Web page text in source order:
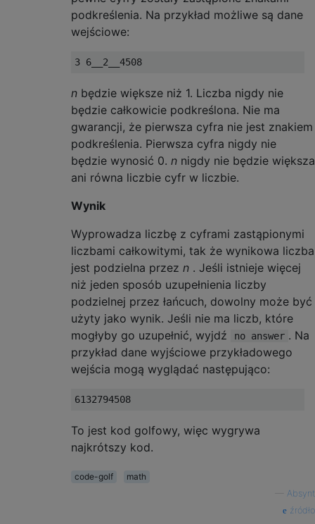
podkreślenia. Na przykład możliwe są dane
wejściowe:
n będzie większe niż 1. Liczba nigdy nie
będzie całkowicie podkreślona. Nie ma
gwarancji, że pierwsza cyfra nie jest znakiem
podkreślenia. Pierwsza cyfra nigdy nie
będzie wynosić 0. n nigdy nie będzie większa
ani równa liczbie cyfr w liczbie.
Wynik
Wyprowadza liczbę z cyframi zastąpionymi
liczbami całkowitymi, tak że wynikowa liczba
jest podzielna przez n . Jeśli istnieje więcej
niż jeden sposób uzupełnienia liczby
podzielnej przez łańcuch, dowolny może być
użyty jako wynik. Jeśli nie ma liczb, które
mogłyby go uzupełnić, wyjdź
no answer . Na
przykład dane wyjściowe przykładowego
wejścia mogą wyglądać następująco:
To jest kod golfowy, więc wygrywa
najkrótszy kod.
code-golf
math
Absynt
źródło